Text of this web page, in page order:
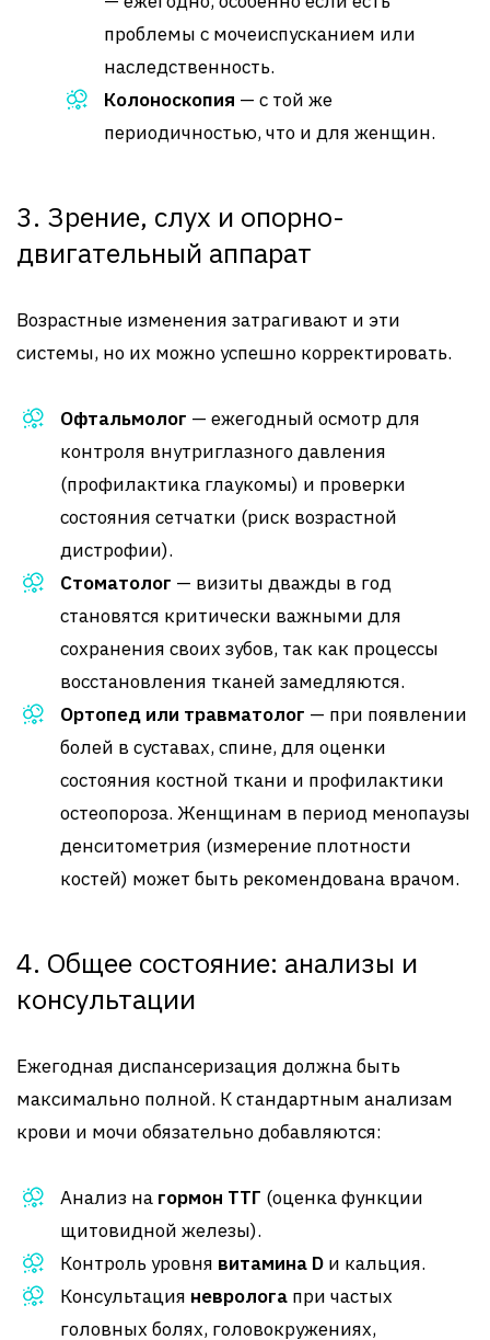
проблемы с мочеиспусканием или
наследственность.
Колоноскопия — с той же
периодичностью, что и для женщин.
3. Зрение, слух и опорно-
двигательный аппарат
Возрастные изменения затрагивают и эти
системы, но их можно успешно корректировать.
Офтальмолог — ежегодный осмотр для
контроля внутриглазного давления
(профилактика глаукомы) и проверки
состояния сетчатки (риск возрастной
дистрофии).
Стоматолог — визиты дважды в год
становятся критически важными для
сохранения своих зубов, так как процессы
восстановления тканей замедляются.
Ортопед или травматолог — при появлении
болей в суставах, спине, для оценки
состояния костной ткани и профилактики
остеопороза. Женщинам в период менопаузы
денситометрия (измерение плотности
костей) может быть рекомендована врачом.
4. Общее состояние: анализы и
консультации
Ежегодная диспансеризация должна быть
максимально полной. К стандартным анализам
крови и мочи обязательно добавляются:
Анализ на гормон ТТГ (оценка функции
щитовидной железы).
Контроль уровня витамина D и кальция.
Консультация невролога при частых
головных болях, головокружениях,